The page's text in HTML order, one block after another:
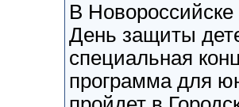
В Новороссийске
День защиты
специальная
программа для